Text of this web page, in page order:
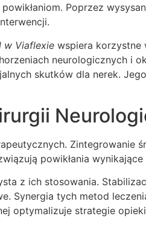
Poprzez
w Viaflexie wspiera korzystne
neurologicznych i
skutków dla nerek.
Zintegrowanie
powikłania
z ich stosowania.
Synergia tych metod
optymalizuje strategie